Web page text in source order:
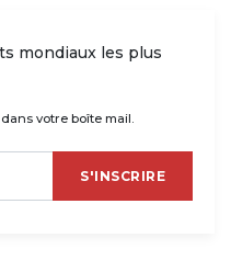
mondiaux les plus
votre boîte mail.
S'INSCRIRE